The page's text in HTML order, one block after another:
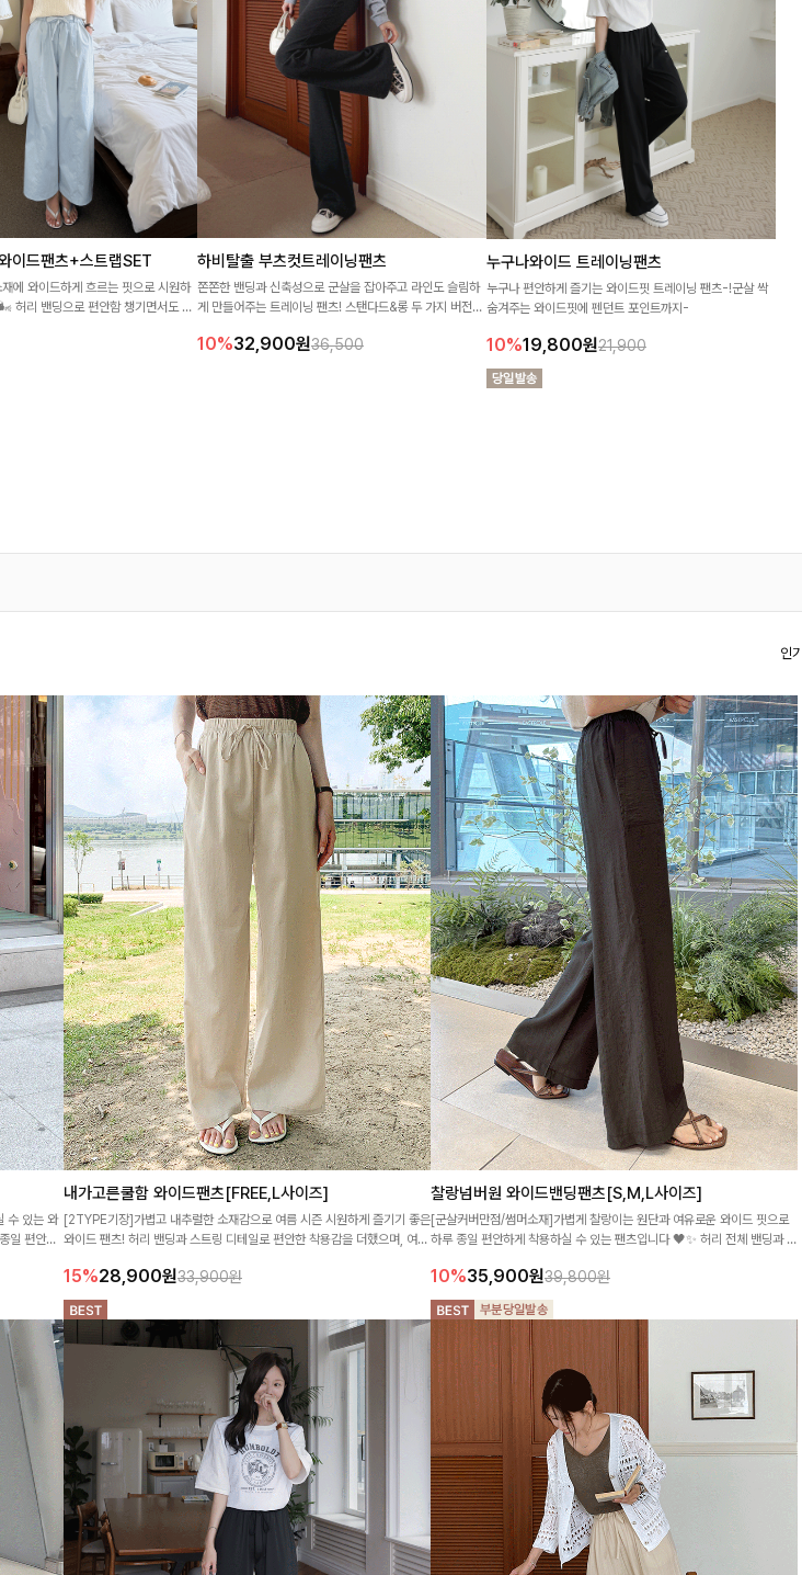
이드팬츠+스트랩SET
에 와이드하게 흐르는 핏으로 시원하
허리 밴딩으로 편안함 챙기면서도 자
하비탈출 부츠컷트레이닝팬츠
쫀쫀한 밴딩과 신축성으로 군살을 잡아주고 라인도 슬림하
게 만들어주는 트레이닝 팬츠! 스탠다드&롱 두 가지 버전으
10%32,900원36,500
누구나와이드 트레이닝팬츠
누구나 편안하게 즐기는 와이드핏 트레이닝 팬츠-!군살 싹
숨겨주는 와이드핏에 펜던트 포인트까지-
10%19,800원21,900
수 있는 와
일 편안하
내가고른쿨함 와이드팬츠[FREE,L사이즈]
[2TYPE기장]가볍고 내추럴한 소재감으로 여름 시즌 시원하게 즐기기 좋은
와이드 팬츠! 허리 밴딩과 스트링 디테일로 편안한 착용감을 더했으며, 여유
15%28,900원33,900원
찰랑넘버원 와이드밴딩팬츠[S,M,L사이즈]
[군살커버만점/썸머소재]가볍게 찰랑이는 원단과 여유로운 와이드 핏으로
하루 종일 편안하게 착용하실 수 있는 팬츠입니다 🖤✨ 허리 전체 밴딩과 스
10%35,900원39,800원